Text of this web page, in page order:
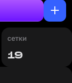
сетки
19